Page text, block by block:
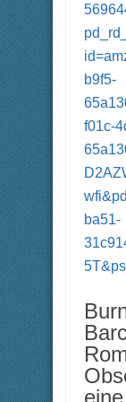
b9f5-
f01c-
ba51-